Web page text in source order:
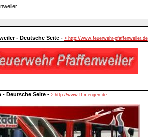
- Deutsche Seite - > http://www.feuerwehr-pfaffenweiler.de
- Deutsche Seite - > http://www.ff-mengen.de